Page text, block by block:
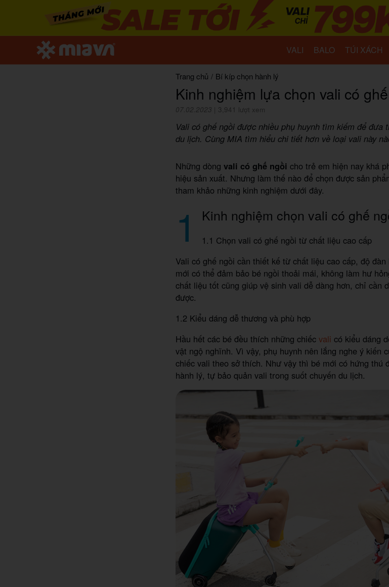
VALI BALO TÚI XÁCH
Trang chủ / Bí kíp chọn hành lý
Kinh nghiệm lựa chọn vali có
07.02.2023 3,941 lượt xem
Vali có ghế ngồi được nhiều phụ huynh tìm kiếm để đưa
du lịch. Cùng MIA tìm hiểu chi tiết hơn về loại vali này
Những dòng vali có ghế ngồi cho trẻ em hiện nay khá
hiệu sản xuất. Nhưng làm thế nào để chọn được sản
tham khảo những kinh nghiệm dưới đây.
1 Kinh nghiệm chọn vali có ghế
1.1 Chọn vali có ghế ngồi từ chất liệu cao cấp
Vali có ghế ngồi cần thiết kế từ chất liệu cao cấp, độ
mới có thể đảm bảo bé ngồi thoải mái, không làm hư
chất liệu tốt cũng giúp vệ sinh vali dễ dàng hơn, chỉ cần
được.
1.2 Kiểu dáng dễ thương và phù hợp
Hầu hết các bé đều thích những chiếc vali có kiểu dáng
vật ngộ nghĩnh. Vì vậy, phụ huynh nên lắng nghe ý kiến
chiếc vali theo sở thích. Như vậy thì bé mới có hứng thú
hành lý, tự bảo quản vali trong suốt chuyến du lịch.